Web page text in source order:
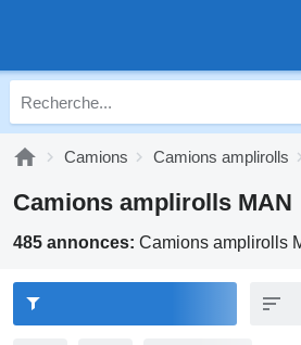
Camions Camions amplirolls
Camions amplirolls MAN
485 annonces: Camions amplirolls